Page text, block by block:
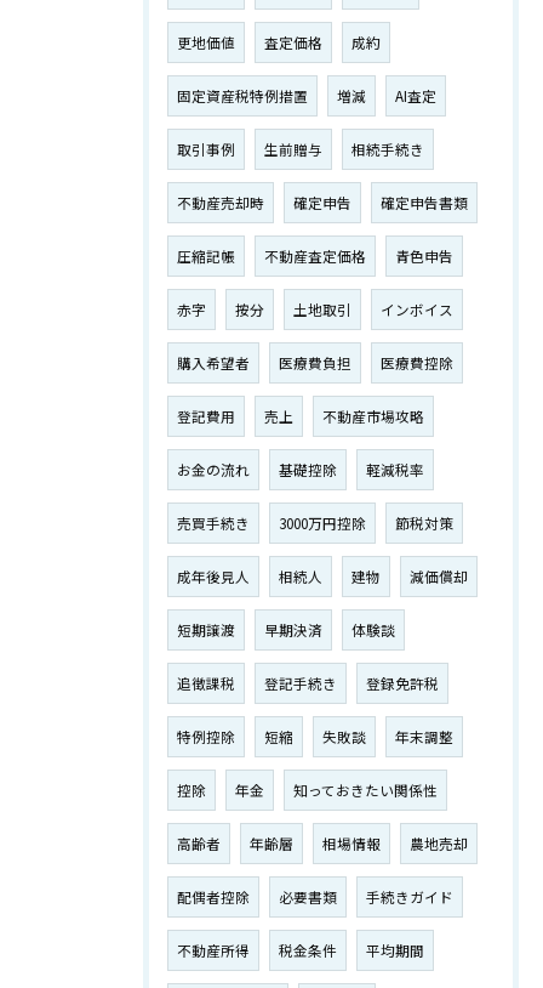
更地価値 査定価格 成約
固定資産税特例措置 増減 AI査定
取引事例 生前贈与 相続手続き
不動産売却時 確定申告 確定申告書類
圧縮記帳 不動産査定価格 青色申告
赤字 按分 土地取引 インボイス
購入希望者 医療費負担 医療費控除
登記費用 売上 不動産市場攻略
お金の流れ 基礎控除 軽減税率
売買手続き 3000万円控除 節税対策
成年後見人 相続人 建物 減価償却
短期譲渡 早期決済 体験談
追徴課税 登記手続き 登録免許税
特例控除 短縮 失敗談 年末調整
控除 年金 知っておきたい関係性
高齢者 年齢層 相場情報 農地売却
配偶者控除 必要書類 手続きガイド
不動産所得 税金条件 平均期間